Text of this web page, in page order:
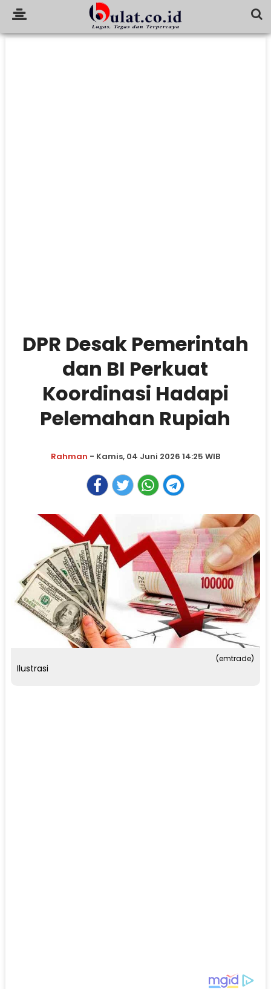
DPR Desak Pemerintah
dan BI Perkuat
Koordinasi Hadapi
Pelemahan Rupiah
Rahman - Kamis, 04 Juni 2026 14:25 WIB
(emtrade)
Ilustrasi